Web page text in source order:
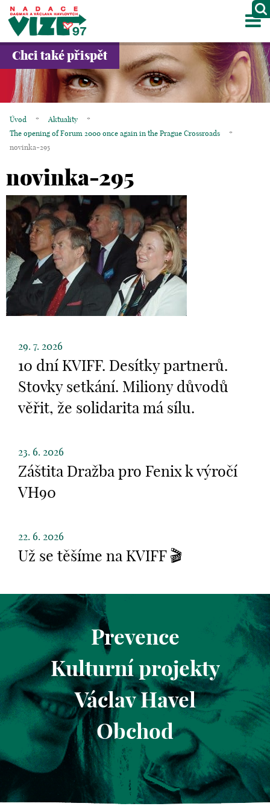
O NÁS
PROJEKTY
GALERIE
KONTAKTY
OBCHOD
KOŠÍK
EN
Chci také přispět
Úvod * Aktuality
*
The opening of Forum 2000 once again in the Prague Crossroads
*
novinka-295
novinka-295
29. 7. 2026
10 dní KVIFF. Desítky partnerů.
Stovky setkání. Miliony důvodů
věřit, že solidarita má sílu.
23. 6. 2026
Záštita Dražba pro Fenix k výročí
VH90
22. 6. 2026
Už se těšíme na KVIFF 🎬
Prevence
Kulturní projekty
Václav Havel
Obchod